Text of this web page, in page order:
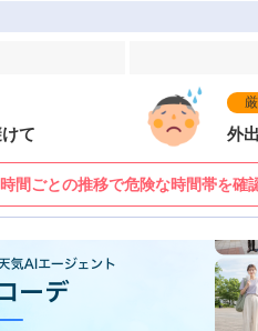
て 外
間ごとの推移で危険な時間帯を確